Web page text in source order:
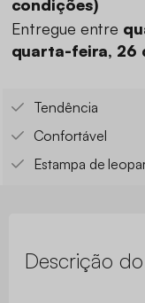
condições)
Entregue entre
quarta-feira, 26
Tendência
Confortável
Estampa de
Descrição